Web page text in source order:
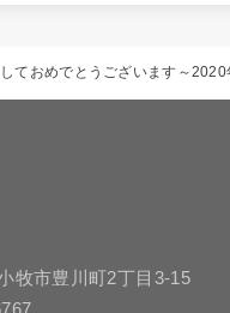
ておめでとうございます～
牧市豊川町2丁目3-15